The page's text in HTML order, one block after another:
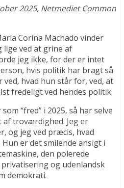
2025, Netmediet Common
Corina Machado vinder
lige ved at grine af
jeg ikke, for der er intet
hvis politik har bragt så
ved, hvad hun står for, ved, at
fredeligt ved hendes politik.
“fred” i 2025, så har selve
troværdighed. Jeg er
og jeg ved præcis, hvad
er det smilende ansigt i
den polerede
og udenlandsk
demokrati.